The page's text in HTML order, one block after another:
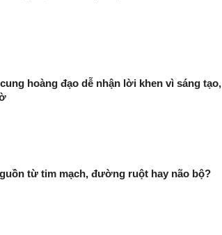
hoàng đạo dễ nhận lời khen vì sáng tạo,
từ tim mạch, đường ruột hay não bộ?